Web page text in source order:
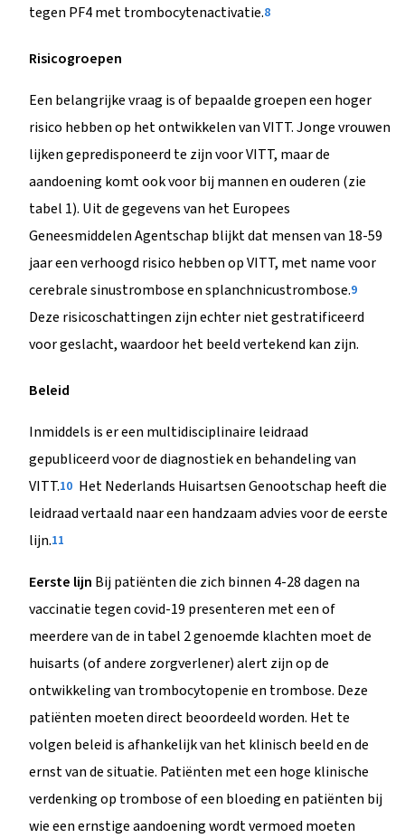
tegen PF4 met trombocytenactivatie.8
Risicogroepen
Een belangrijke vraag is of bepaalde groepen een hoger
risico hebben op het ontwikkelen van VITT. Jonge vrouwen
lijken gepredisponeerd te zijn voor VITT, maar de
aandoening komt ook voor bij mannen en ouderen (zie
tabel 1). Uit de gegevens van het Europees
Geneesmiddelen Agentschap blijkt dat mensen van 18-59
jaar een verhoogd risico hebben op VITT, met name voor
cerebrale sinustrombose en splanchnicustrombose.9
Deze risicoschattingen zijn echter niet gestratificeerd
voor geslacht, waardoor het beeld vertekend kan zijn.
Beleid
Inmiddels is er een multidisciplinaire leidraad
gepubliceerd voor de diagnostiek en behandeling van
VITT.10 Het Nederlands Huisartsen Genootschap heeft die
leidraad vertaald naar een handzaam advies voor de eerste
lijn.11
Eerste lijn Bij patiënten die zich binnen 4-28 dagen na
vaccinatie tegen covid-19 presenteren met een of
meerdere van de in tabel 2 genoemde klachten moet de
huisarts (of andere zorgverlener) alert zijn op de
ontwikkeling van trombocytopenie en trombose. Deze
patiënten moeten direct beoordeeld worden. Het te
volgen beleid is afhankelijk van het klinisch beeld en de
ernst van de situatie. Patiënten met een hoge klinische
verdenking op trombose of een bloeding en patiënten bij
wie een ernstige aandoening wordt vermoed moeten